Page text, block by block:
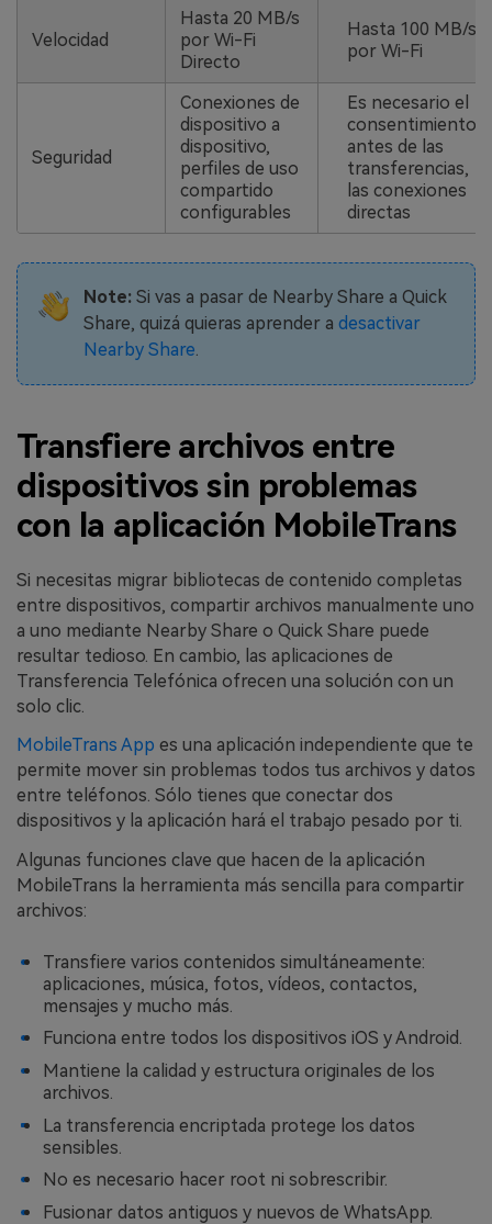
Velocidad
Hasta 20 MB/s
por Wi-Fi
Directo
Hasta 100 MB/s
por Wi-Fi
Seguridad
Conexiones de
dispositivo a
dispositivo,
perfiles de uso
compartido
configurables
Es necesario el
consentimiento
antes de las
transferencias,
las conexiones
directas
Note:Si vas a pasar de Nearby Share a Quick
Share, quizá quieras aprender a desactivar
Nearby Share.
Transfiere archivos entre
dispositivos sin problemas
con la aplicación MobileTrans
Si necesitas migrar bibliotecas de contenido completas
entre dispositivos, compartir archivos manualmente uno
a uno mediante Nearby Share o Quick Share puede
resultar tedioso. En cambio, las aplicaciones de
Transferencia Telefónica ofrecen una solución con un
solo clic.
MobileTrans App es una aplicación independiente que te
permite mover sin problemas todos tus archivos y datos
entre teléfonos. Sólo tienes que conectar dos
dispositivos y la aplicación hará el trabajo pesado por ti.
Algunas funciones clave que hacen de la aplicación
MobileTrans la herramienta más sencilla para compartir
archivos:
Transfiere varios contenidos simultáneamente:
aplicaciones, música, fotos, vídeos, contactos,
mensajes y mucho más.
Funciona entre todos los dispositivos iOS y Android.
Mantiene la calidad y estructura originales de los
archivos.
La transferencia encriptada protege los datos
sensibles.
No es necesario hacer root ni sobrescribir.
Fusionar datos antiguos y nuevos de WhatsApp.